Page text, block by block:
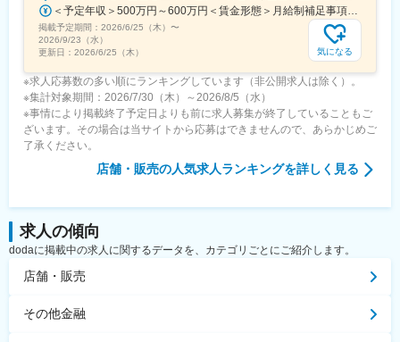
掲載予定期間： 2026/6/25（木） 〜
2026/9/23（水）
更新日： 2026/6/25（木） 気になる
※求人応募数の多い順にランキングしています（非公開求人は除く）。
※集計対象期間：2026/7/30（木）～2026/8/5（水）
※事情により掲載終了予定日よりも前に求人募集が終了していることもご
ざいます。その場合は当サイトから応募はできませんので、あらかじめご
了承ください。
店舗・販売の人気求人ランキングを詳しく見る
求人の傾向
dodaに掲載中の求人に関するデータを、カテゴリごとにご紹介します。
店舗・販売
その他金融